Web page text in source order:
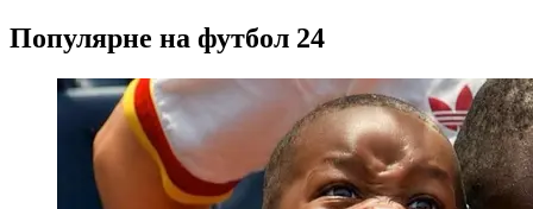
Популярне на футбол 24